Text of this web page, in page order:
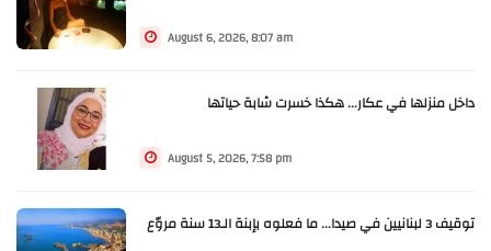
August 6, 2026, 8:07 am
داخل منزلها في عكار... هكذا خسرت شابة حياتها
August 5, 2026, 7:58 pm
توقيف 3 لبنانيين في صيدا... ما فعلوه بإبنة الـ13 سنة مروّع